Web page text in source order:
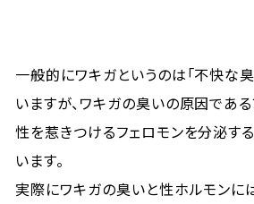
一般的にワキガというのは「不快な
いますが、ワキガの臭いの原因であ
性を惹きつけるフェロモンを分泌す
います。
実際にワキガの臭いと性ホルモン